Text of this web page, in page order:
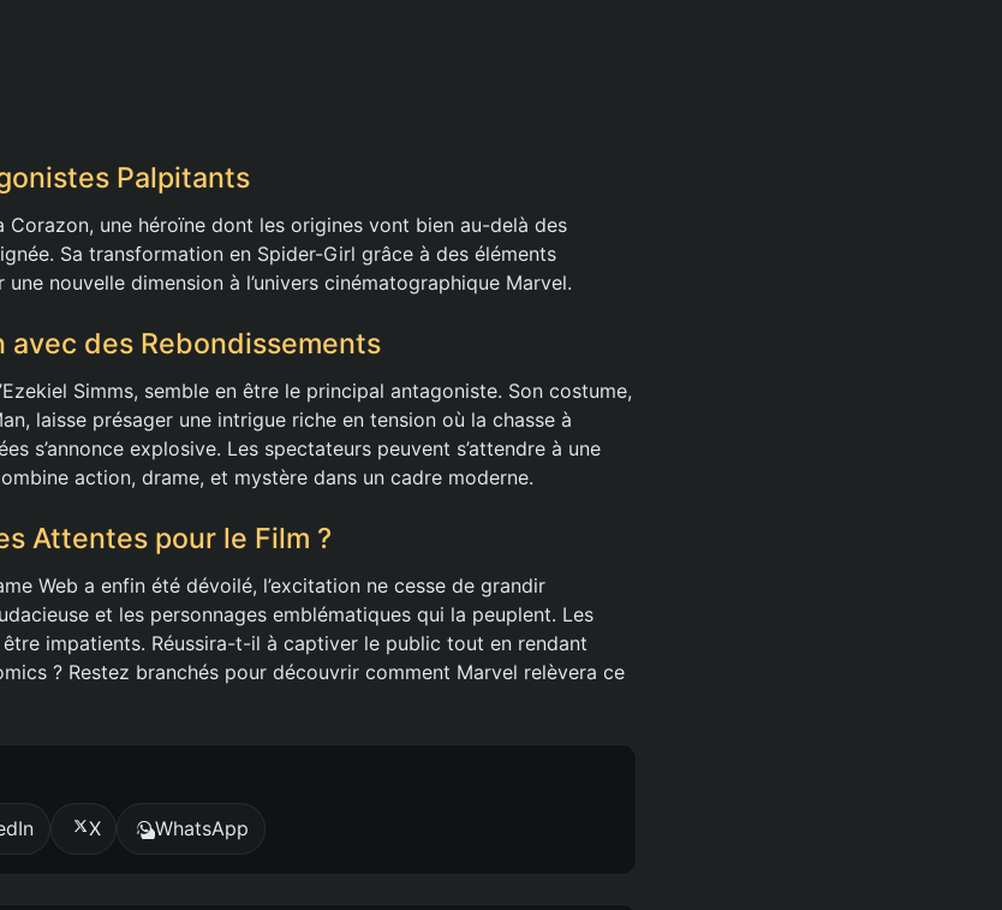
Palpitants
Corazon, une héroïne dont les origines vont bien au-delà des
Sa transformation en Spider-Girl grâce à des éléments
nouvelle dimension à l’univers cinématographique Marvel.
avec des Rebondissements
Simms, semble en être le principal antagoniste. Son costume,
laisse présager une intrigue riche en tension où la chasse à
s’annonce explosive. Les spectateurs peuvent s’attendre à une
action, drame, et mystère dans un cadre moderne.
Attentes pour le Film ?
Web a enfin été dévoilé, l’excitation ne cesse de grandir
et les personnages emblématiques qui la peuplent. Les
impatients. Réussira-t-il à captiver le public tout en rendant
? Restez branchés pour découvrir comment Marvel relèvera ce
X WhatsApp